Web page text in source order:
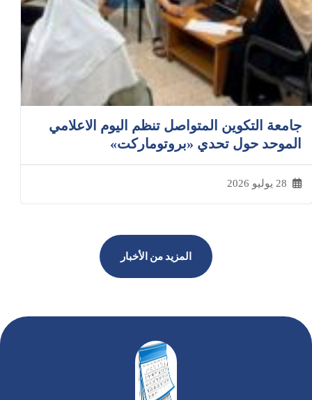
جامعة التكوين المتواصل تنظم اليوم الاعلامي
الموحد حول تحدي «بروتوماركت»
28 يوليو 2026
المزيد من الأخبار